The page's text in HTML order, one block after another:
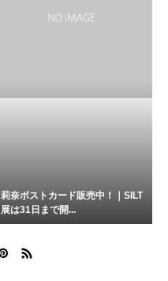
莉奈ポストカード販売中！｜SILT
展は31日まで開...